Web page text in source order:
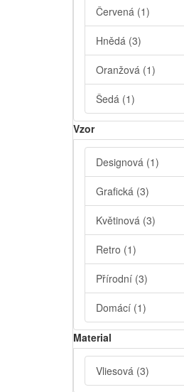
Červená (1)
Hnědá (3)
Oranžová (1)
Šedá (1)
Vzor
Designová (1)
Grafická (3)
Květinová (3)
Retro (1)
Přírodní (3)
Domácí (1)
Material
Vliesová (3)